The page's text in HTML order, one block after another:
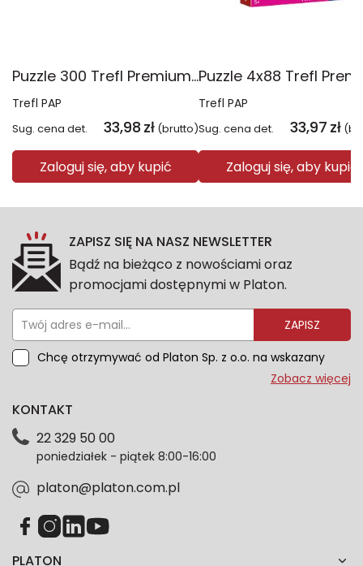
Puzzle 300 Trefl Premium Plus Kids Ekscytująca przygoda Disney Mickey Mouse 23045
Trefl PAP
Sug. cena det. 33,98 zł (brutto)
Zaloguj się, aby kupić
Trefl PAP
Sug. cena det. 33,97 zł
Zaloguj się, aby kupić
ZAPISZ SIĘ NA NASZ NEWSLETTER
Bądź na bieżąco z nowościami oraz
promocjami dostępnymi w Platon.
ZAPISZ
Chcę otrzymywać od Platon Sp. z o.o. na wskazany
przeze mnie adres e-mail informacje marketingowe
dotyczące danych osobowych znajdziesz w naszej
każdym czasie. Wycofanie zgody nie wpłynie na
zgodność z prawem przetwarzania dokonanego przed
Zobacz więcej
PLATON
KONTAKT
22 329 50 00
poniedziałek - piątek 8:00-16:00
platon@platon.com.pl